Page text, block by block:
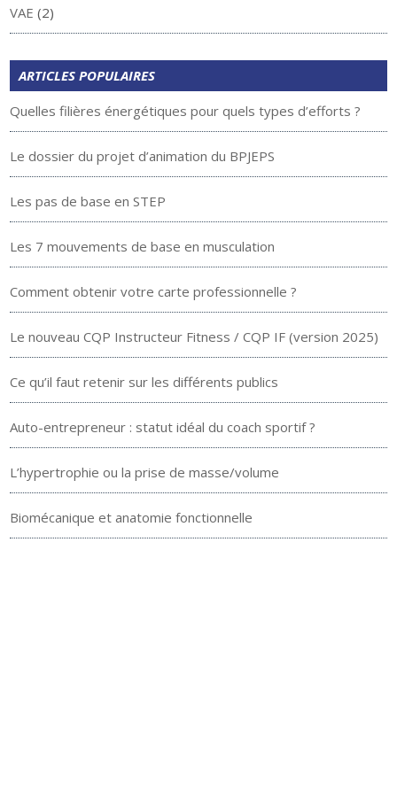
VAE (2)
ARTICLES POPULAIRES
Quelles filières énergétiques pour quels types d’efforts ?
Le dossier du projet d’animation du BPJEPS
Les pas de base en STEP
Les 7 mouvements de base en musculation
Comment obtenir votre carte professionnelle ?
Le nouveau CQP Instructeur Fitness / CQP IF (version 2025)
Ce qu’il faut retenir sur les différents publics
Auto-entrepreneur : statut idéal du coach sportif ?
L’hypertrophie ou la prise de masse/volume
Biomécanique et anatomie fonctionnelle